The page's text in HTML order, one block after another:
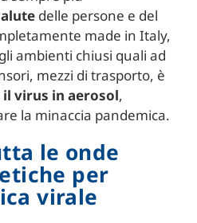
delle persone e del
made in Italy,
ambienti chiusi quali ad
mezzi di trasporto, è
virus in aerosol,
la minaccia pandemica.
le onde
per
virale